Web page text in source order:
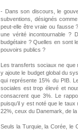
- Dans son discours, le
subventions, désignés
peut-elle être vraie ou fausse
une vérité incontournable ?
budgétaire ? Quelles en sont
pouvoirs publics ?
Les transferts sociaux ne que
y ajoute le budget global du
qui représente 15% du PIB.
sociales est trop élevé et
consacrent que 3%. Le
puisqu’il y est noté que le
22%, ceux du Danemark, de
Seuls la Turquie, la Corée, le